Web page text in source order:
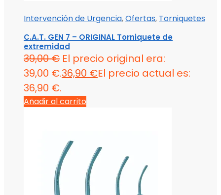
Intervención de Urgencia,Ofertas, Torniquetes
C.A.T. GEN 7 – ORIGINAL Torniquete de
extremidad
39,00€ El precio original era:
39,00 €.36,90 €El precio actual es:
36,90 €.
Añadir al carrito